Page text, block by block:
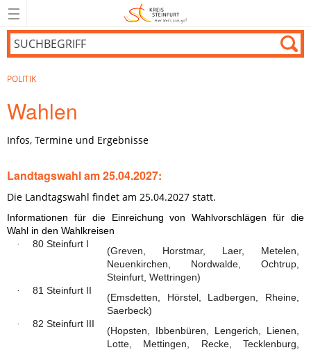
POLITIK
Wahlen
Infos, Termine und Ergebnisse
Landtagswahl am 25.04.2027:
Die Landtagswahl findet am 25.04.2027 statt.
Informationen für die Einreichung von Wahlvorschlägen für die
Wahl in den Wahlkreisen
· 80 Steinfurt I
(Greven, Horstmar, Laer, Metelen,
Neuenkirchen, Nordwalde, Ochtrup,
Steinfurt, Wettringen)
· 81 Steinfurt II
(Emsdetten, Hörstel, Ladbergen, Rheine,
Saerbeck)
· 82 Steinfurt III
(Hopsten, Ibbenbüren, Lengerich, Lienen,
Lotte, Mettingen, Recke, Tecklenburg,